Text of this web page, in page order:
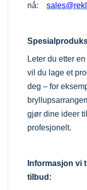
nå:
Leter du etter
vil du lage et
deg – for
gjør dine ideer
profesjonelt.
Informasjon vi
tilbud: